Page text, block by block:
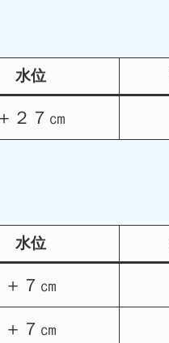
水位
２７㎝
水位
＋７㎝
＋７㎝